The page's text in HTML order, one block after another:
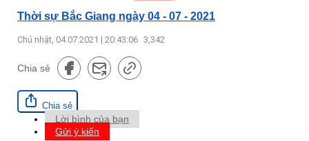
Thời sự Bắc Giang ngày 04 - 07 - 2021
Chủ nhật, 04.07.2021 | 20:43:06 3,342
Chia sẻ
Chia sẻ
Lời bình của bạn
Gửi ý kiến